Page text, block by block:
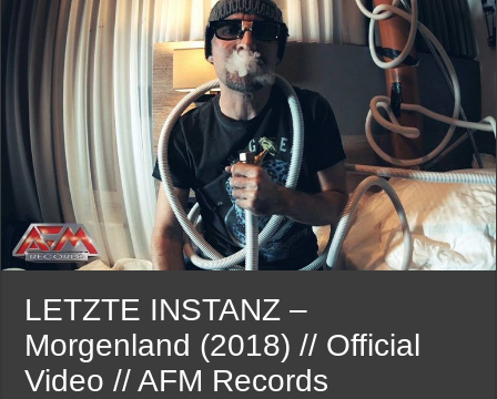
LETZTE INSTANZ –
Morgenland (2018) // Official
Video // AFM Records